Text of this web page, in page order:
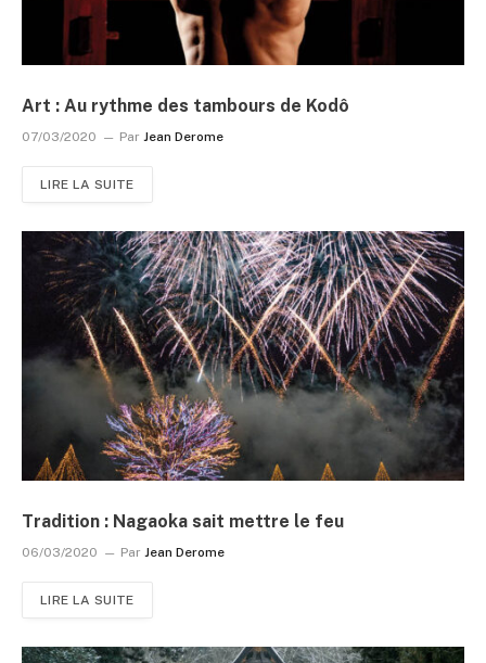
Art : Au rythme des tambours de Kodô
07/03/2020 Par Jean Derome
LIRE LA SUITE
Tradition : Nagaoka sait mettre le feu
06/03/2020 Par Jean Derome
LIRE LA SUITE